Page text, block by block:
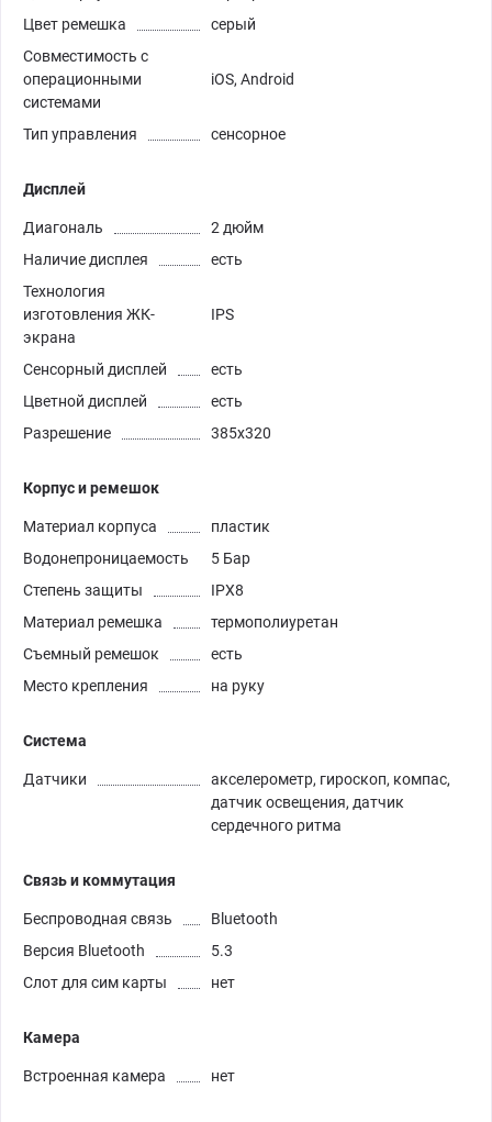
Цвет ремешка
серый
Совместимость с
операционными
системами
iOS, Android
Тип управления сенсорное
Дисплей
Диагональ
2 дюйм
Наличие дисплея
есть
Технология
изготовления ЖК-
экрана
IPS
Сенсорный дисплей
есть
Цветной дисплей
есть
Разрешение
385х320
Корпус и ремешок
Материал корпуса
пластик
Водонепроницаемость
5 Бар
Степень защиты
IPX8
Материал ремешка
термополиуретан
Съемный ремешок
есть
Место крепления
на руку
Система
Датчики
акселерометр, гироскоп, компас,
датчик освещения, датчик
сердечного ритма
Связь и коммутация
Беспроводная связь
Bluetooth
Версия Bluetooth
5.3
Слот для сим карты
нет
Камера
Встроенная камера нет